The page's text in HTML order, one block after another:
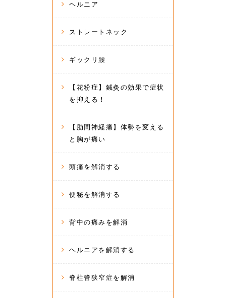
ヘルニア
ストレートネック
ギックリ腰
【花粉症】鍼灸の効果で症状
を抑える！
【肋間神経痛】体勢を変える
と胸が痛い
頭痛を解消する
便秘を解消する
背中の痛みを解消
ヘルニアを解消する
脊柱管狭窄症を解消